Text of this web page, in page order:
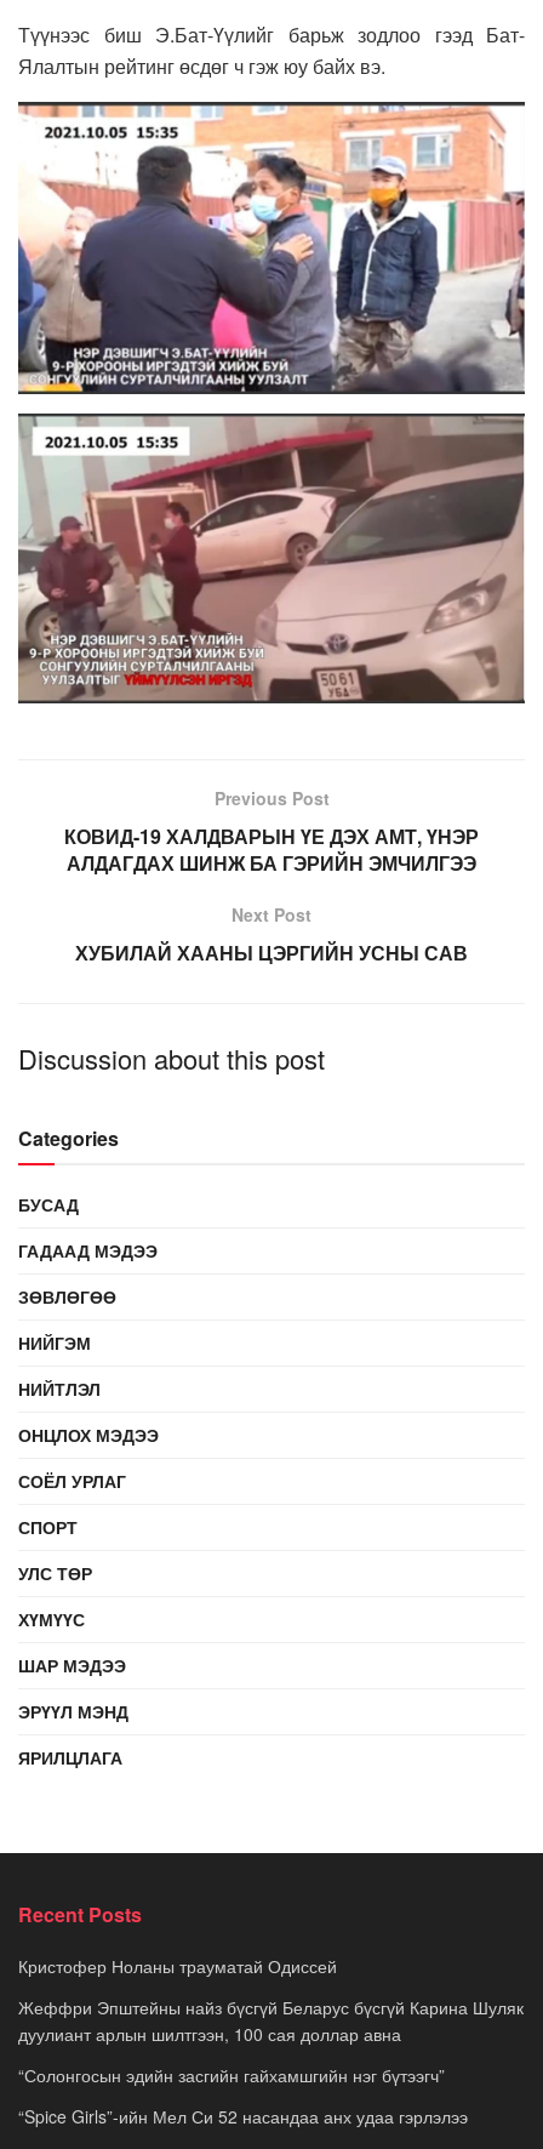
Түүнээс биш Э.Бат-Үүлийг барьж зодлоо гээд Бат-
Ялалтын рейтинг өсдөг ч гэж юу байх вэ.
Previous Post
КОВИД-19 ХАЛДВАРЫН ҮЕ ДЭХ АМТ, ҮНЭР
АЛДАГДАХ ШИНЖ БА ГЭРИЙН ЭМЧИЛГЭЭ
Next Post
ХУБИЛАЙ ХААНЫ ЦЭРГИЙН УСНЫ САВ
Discussion about this post
Categories
БУСАД
ГАДААД МЭДЭЭ
ЗӨВЛӨГӨӨ
НИЙГЭМ
НИЙТЛЭЛ
ОНЦЛОХ МЭДЭЭ
СОЁЛ УРЛАГ
СПОРТ
УЛС ТӨР
ХҮМҮҮС
ШАР МЭДЭЭ
ЭРҮҮЛ МЭНД
ЯРИЛЦЛАГА
Recent Posts
Кристофер Ноланы трауматай Одиссей
Жеффри Эпштейны найз бүсгүй Беларус бүсгүй Карина Шуляк
дуулиант арлын шилтгээн, 100 сая доллар авна
“Солонгосын эдийн засгийн гайхамшгийн нэг бүтээгч”
“Spice Girls”-ийн Мел Си 52 насандаа анх удаа гэрлэлээ